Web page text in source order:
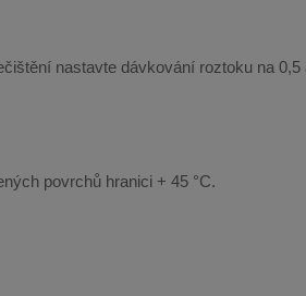
nastavte dávkování roztoku na 0,5
povrchů hranici + 45 °C.